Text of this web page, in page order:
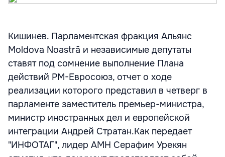
Кишинев. Парламентская фракция Альянс
Moldova Noastră и независимые депутаты
ставят под сомнение выполнение Плана
действий РМ-Евросоюз, отчет о ходе
реализации которого представил в четверг в
парламенте заместитель премьер-министра,
министр иностранных дел и европейской
интеграции Андрей Стратан.Как передает
"ИНФОТАГ", лидер АМН Серафим Урекян